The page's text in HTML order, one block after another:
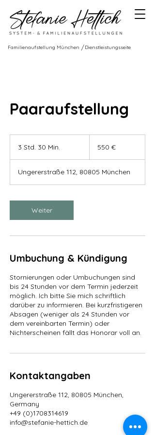
Familienaufstellung München /Dienstleistungsseite
Paaraufstellung
3 Std. 30 Min.
d
.
0
i
550 €
Ungererstraße 112, 80805 München
Weiter
Umbuchung & Kündigung
Stornierungen oder Umbuchungen sind
bis 24 Stunden vor dem Termin jederzeit
möglich. Ich bitte Sie mich schriftlich
darüber zu informieren. Bei kurzfristigeren
Absagen (weniger als 24 Stunden vor
dem vereinbarten Termin) oder
Nichterscheinen fällt das Honorar voll an.
Kontaktangaben
Ungererstraße 112, 80805 München,
Germany
+49 (0)1708314619
info@stefanie-hettich.de